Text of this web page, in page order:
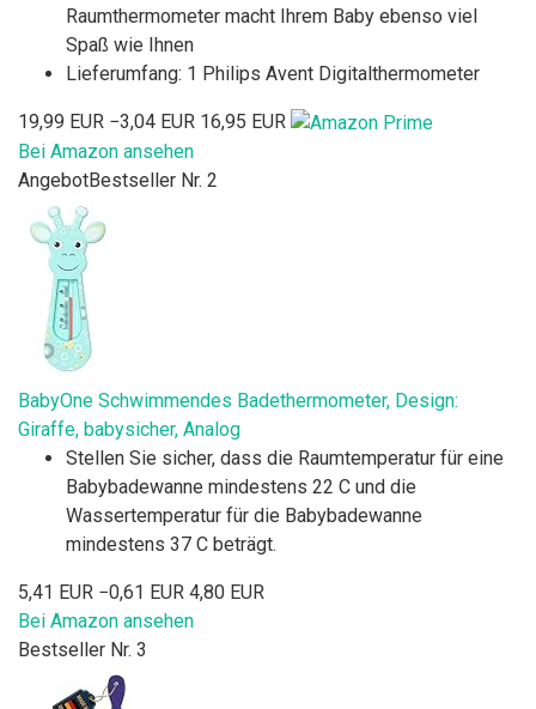
Raumthermometer macht Ihrem Baby ebenso viel
Spaß wie Ihnen
Lieferumfang: 1 Philips Avent Digitalthermometer
19,99 EUR −3,04 EUR 16,95 EUR
Bei Amazon ansehen
AngebotBestseller Nr. 2
BabyOne Schwimmendes Badethermometer, Design:
Giraffe, babysicher, Analog
Stellen Sie sicher, dass die Raumtemperatur für eine
Babybadewanne mindestens 22 C und die
Wassertemperatur für die Babybadewanne
mindestens 37 C beträgt.
5,41 EUR −0,61 EUR 4,80 EUR
Bei Amazon ansehen
Bestseller Nr. 3